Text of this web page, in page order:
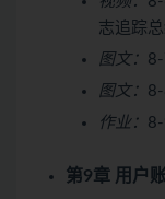
志追踪
图文：
图文：
作业：
第9章 用户